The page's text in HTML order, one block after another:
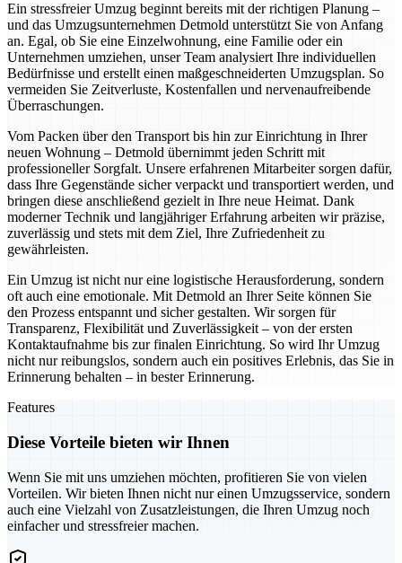
Ein stressfreier Umzug beginnt bereits mit der richtigen Planung –
und das Umzugsunternehmen Detmold unterstützt Sie von Anfang
an. Egal, ob Sie eine Einzelwohnung, eine Familie oder ein
Unternehmen umziehen, unser Team analysiert Ihre individuellen
Bedürfnisse und erstellt einen maßgeschneiderten Umzugsplan. So
vermeiden Sie Zeitverluste, Kostenfallen und nervenaufreibende
Überraschungen.
Vom Packen über den Transport bis hin zur Einrichtung in Ihrer
neuen Wohnung – Detmold übernimmt jeden Schritt mit
professioneller Sorgfalt. Unsere erfahrenen Mitarbeiter sorgen dafür,
dass Ihre Gegenstände sicher verpackt und transportiert werden, und
bringen diese anschließend gezielt in Ihre neue Heimat. Dank
moderner Technik und langjähriger Erfahrung arbeiten wir präzise,
zuverlässig und stets mit dem Ziel, Ihre Zufriedenheit zu
gewährleisten.
Ein Umzug ist nicht nur eine logistische Herausforderung, sondern
oft auch eine emotionale. Mit Detmold an Ihrer Seite können Sie
den Prozess entspannt und sicher gestalten. Wir sorgen für
Transparenz, Flexibilität und Zuverlässigkeit – von der ersten
Kontaktaufnahme bis zur finalen Einrichtung. So wird Ihr Umzug
nicht nur reibungslos, sondern auch ein positives Erlebnis, das Sie in
Erinnerung behalten – in bester Erinnerung.
Features
Diese Vorteile bieten wir Ihnen
Wenn Sie mit uns umziehen möchten, profitieren Sie von vielen
Vorteilen. Wir bieten Ihnen nicht nur einen Umzugsservice, sondern
auch eine Vielzahl von Zusatzleistungen, die Ihren Umzug noch
einfacher und stressfreier machen.